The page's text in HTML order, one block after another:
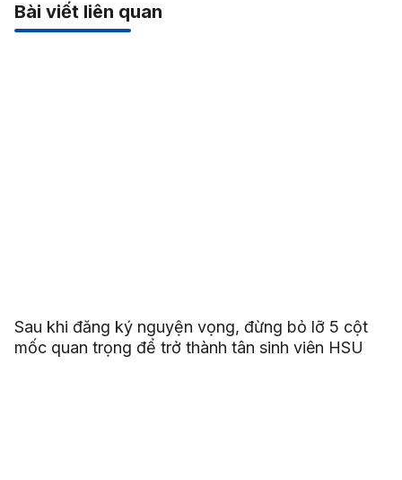
Bài viết liên quan
Sau khi đăng ký nguyện vọng, đừng bỏ lỡ 5 cột
mốc quan trọng để trở thành tân sinh viên HSU